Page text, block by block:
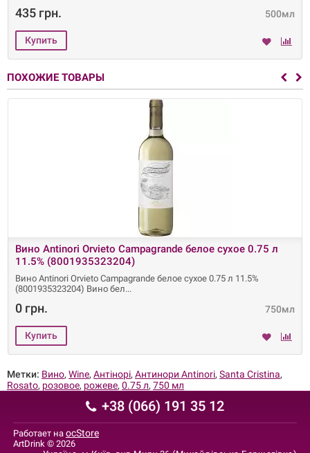
500мл
435 грн.
ПОХОЖИЕ ТОВАРЫ
Вино Antinori Orvieto Campagrande белое сухое 0.75 л
11.5% (8001935323204)
Вино Antinori Orvieto Campagrande белое сухое 0.75 л 11.5%
(8001935323204) Вино бел
750мл
0 грн.
Метки: Вино, Wine, Антінорі, Антинори Antinori, Santa Cristina,
Rosato, розовое, рожеве, 0.75 л, 750 мл
+38 (066) 191 35 12
Работает на ocStore
ArtDrink © 2026